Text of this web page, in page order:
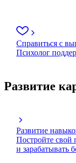
Справиться с
Психолог
Развитие
Развитие
Постройте свой
и зарабатывать